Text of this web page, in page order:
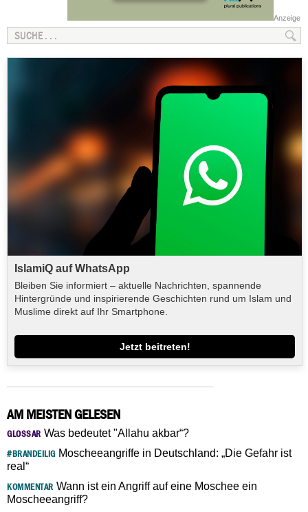
Anzeige
IslamiQ auf WhatsApp
Bleiben Sie informiert – aktuelle Nachrichten, spannende
Hintergründe und inspirierende Geschichten rund um Islam und
Muslime direkt auf Ihr Smartphone.
Jetzt beitreten!
AM MEISTEN GELESEN
GLOSSAR Was bedeutet "Allahu akbar“?
#BRANDEILIGMoscheeangriffe in Deutschland: „Die Gefahr ist
real“
KOMMENTAR Wann ist ein Angriff auf eine Moschee ein
Moscheeangriff?